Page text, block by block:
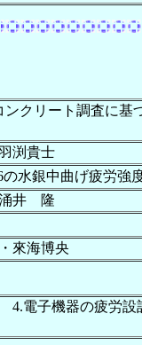
クリート調査に基
渕貴士
の水銀中曲げ疲労強
井 隆
來海博央
電子機器の疲労設